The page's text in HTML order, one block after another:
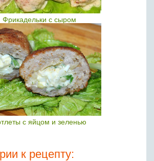
Фрикадельки с сыром
с яйцом и зеленью
к рецепту: